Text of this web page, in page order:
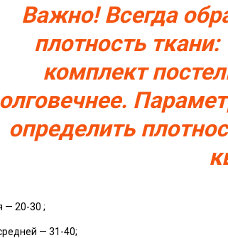
Важно! Всегда
плотность
комплект
определить
— 20-30 ;
— 31-40;